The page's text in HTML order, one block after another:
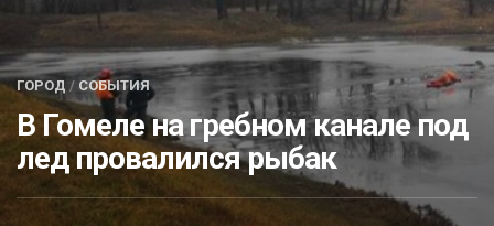
БЛИЦ-ОПРОС
АФИША
ГОРОД / СОБЫТИЯ
В Гомеле на гребном канале под
лед провалился рыбак